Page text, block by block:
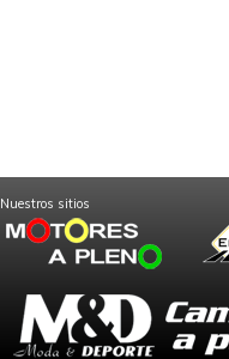
Nuestros sitios